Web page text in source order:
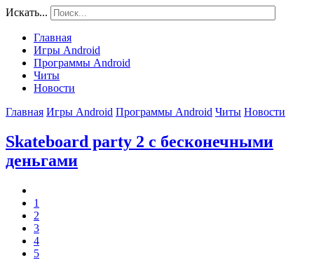
Искать...
Главная
Игры Android
Программы Android
Читы
Новости
Главная Игры Android Программы Android Читы Новости
Skateboard party 2 с бесконечными
деньгами
1
2
3
4
5